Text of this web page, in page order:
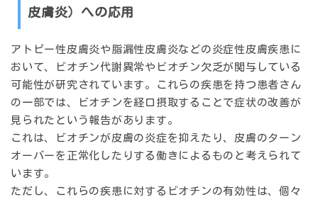
皮膚炎）への応用
アトピー性皮膚炎や脂漏性皮膚炎などの炎症性皮膚疾患に
おいて、ビオチン代謝異常やビオチン欠乏が関与している
可能性が研究されています。これらの疾患を持つ患者さん
の一部では、ビオチンを経口摂取することで症状の改善が
見られたという報告があります。
これは、ビオチンが皮膚の炎症を抑えたり、皮膚のターン
オーバーを正常化したりする働きによるものと考えられて
います。
ただし、これらの疾患に対するビオチンの有効性は、個々